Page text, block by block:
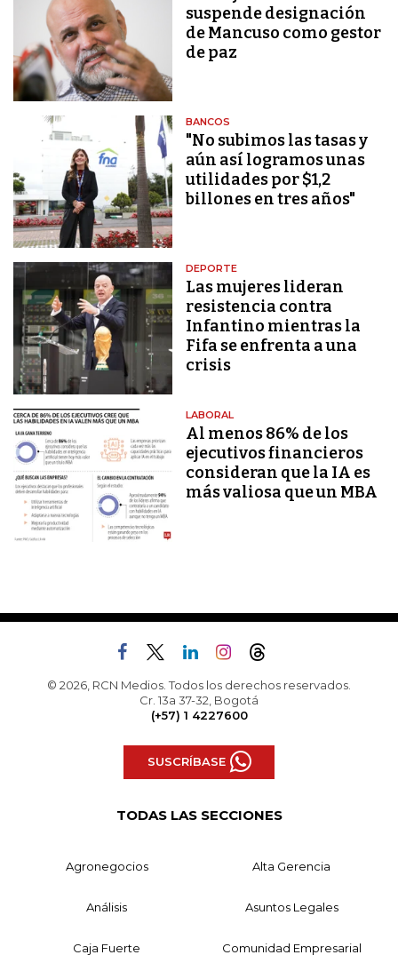
suspende designación
de Mancuso como gestor
de paz
BANCOS
"No subimos las tasas y
aún así logramos unas
utilidades por $1,2
billones en tres años"
DEPORTE
Las mujeres lideran
resistencia contra
Infantino mientras la
Fifa se enfrenta a una
crisis
LABORAL
Al menos 86% de los
ejecutivos financieros
consideran que la IA es
más valiosa que un MBA
© 2026, RCN Medios. Todos los derechos reservados.
Cr. 13a 37-32, Bogotá
(+57) 1 4227600
SUSCRÍBASE
TODAS LAS SECCIONES
Agronegocios Alta Gerencia
Análisis Asuntos Legales
Caja Fuerte Comunidad Empresarial